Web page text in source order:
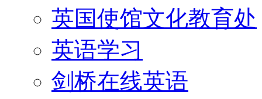
英国使馆文化教育处
英语学习
剑桥在线英语